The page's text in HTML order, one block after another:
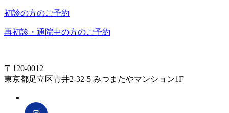
初診の方のご予約
再初診・通院中の方のご予約
〒120-0012
東京都足立区青井2-32-5 みつまたやマンション1F